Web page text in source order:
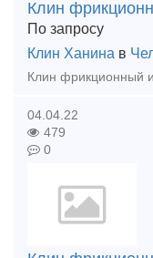
Клин
По запросу
Клин Ханина в
04.04.22
479
0